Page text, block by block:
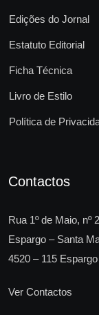
Edições do Jornal
Estatuto Editorial
Ficha Técnica
Livro de Estilo
Política de
Contactos
Rua 1º de Maio, nº
Espargo – Santa
4520 – 115 Espargo
Ver Contactos